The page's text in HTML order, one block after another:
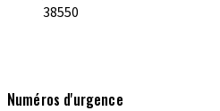
38550
Numéros d'urgence